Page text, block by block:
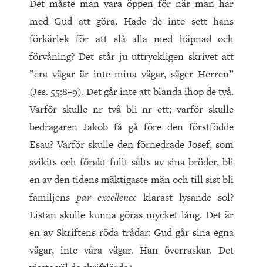
Det måste man vara öppen för när man har
med Gud att göra. Hade de inte sett hans
förkärlek för att slå alla med häpnad och
förvåning? Det står ju uttryckligen skrivet att
”era vägar är inte mina vägar, säger Herren”
(Jes. 55:8–9). Det går inte att blanda ihop de två.
Varför skulle nr två bli nr ett; varför skulle
bedragaren Jakob få gå före den förstfödde
Esau? Varför skulle den förnedrade Josef, som
svikits och förakt fullt sålts av sina bröder, bli
en av den tidens mäktigaste män och till sist bli
familjens par excellence klarast lysande sol?
Listan skulle kunna göras mycket lång. Det är
en av Skriftens röda trådar: Gud går sina egna
vägar, inte våra vägar. Han överraskar. Det